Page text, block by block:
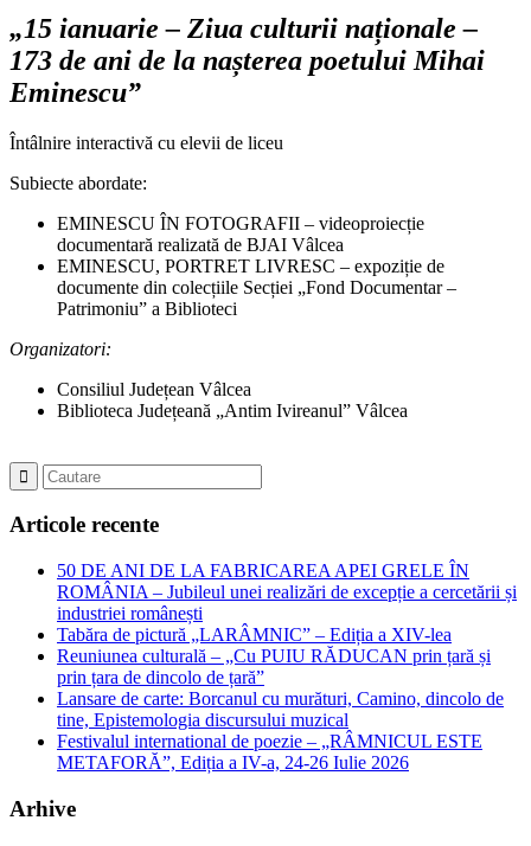
„15 ianuarie – Ziua culturii naționale –
173 de ani de la nașterea poetului Mihai
Eminescu”
Întâlnire interactivă cu elevii de liceu
Subiecte abordate:
EMINESCU ÎN FOTOGRAFII – videoproiecție
documentară realizată de BJAI Vâlcea
EMINESCU, PORTRET LIVRESC – expoziție de
documente din colecțiile Secției „Fond Documentar –
Patrimoniu” a Biblioteci
Organizatori:
Consiliul Județean Vâlcea
Biblioteca Județeană „Antim Ivireanul” Vâlcea
Articole recente
50 DE ANI DE LA FABRICAREA APEI GRELE ÎN
ROMÂNIA – Jubileul unei realizări de excepție a cercetării și
industriei românești
Tabăra de pictură „LARÂMNIC” – Ediția a XIV-lea
Reuniunea culturală – „Cu PUIU RĂDUCAN prin țară și
prin țara de dincolo de țară”
Lansare de carte: Borcanul cu murături, Camino, dincolo de
tine, Epistemologia discursului muzical
Festivalul international de poezie – „RÂMNICUL ESTE
METAFORĂ”, Ediția a IV-a, 24-26 Iulie 2026
Arhive